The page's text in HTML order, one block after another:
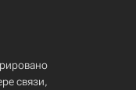
связи,